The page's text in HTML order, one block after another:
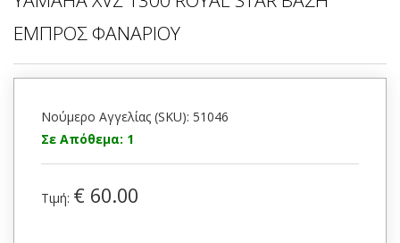
ΕΜΠΡΟΣ ΦΑΝΑΡΙΟΥ
Νούμερο Αγγελίας (SKU): 51046
Σε Απόθεμα: 1
Τιμή: € 60.00